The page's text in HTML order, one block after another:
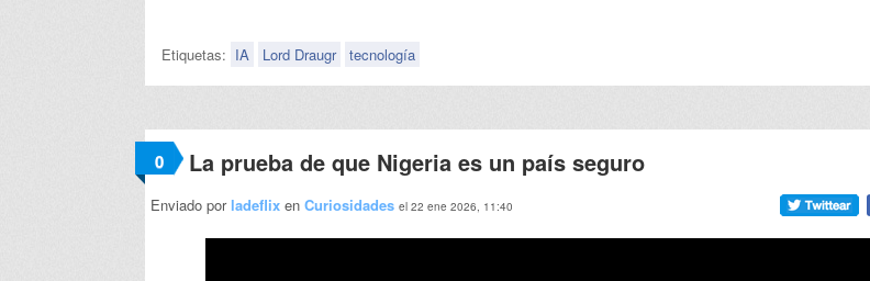
Etiquetas: IA Lord Draugr tecnología
0 La prueba de que Nigeria es un país seguro
Enviado por ladeflix en Curiosidades el 22 ene 2026, 11:40